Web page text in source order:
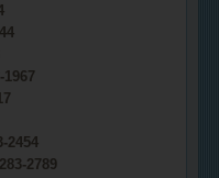
2454
2789